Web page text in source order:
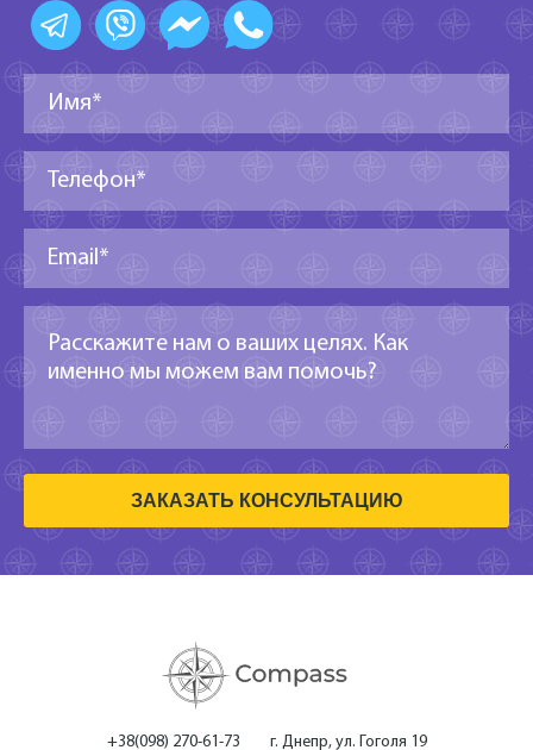
ЗАКАЗАТЬ КОНСУЛЬТАЦИЮ
+38(098) 270-61-73 г. Днепр, ул. Гоголя 19